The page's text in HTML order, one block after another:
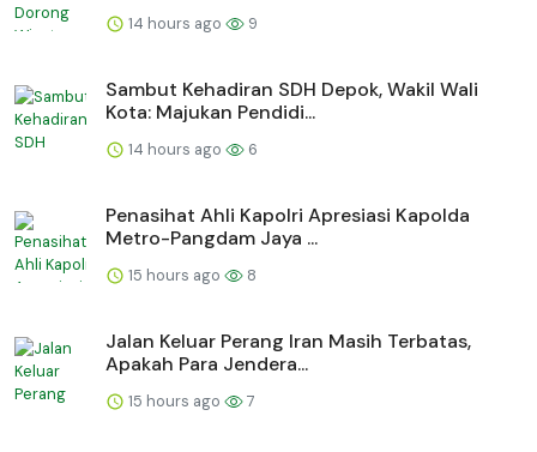
14 hours ago 9
Sambut Kehadiran SDH Depok, Wakil Wali
Kota: Majukan Pendidi...
14 hours ago 6
Penasihat Ahli Kapolri Apresiasi Kapolda
Metro-Pangdam Jaya ...
15 hours ago 8
Jalan Keluar Perang Iran Masih Terbatas,
Apakah Para Jendera...
15 hours ago 7